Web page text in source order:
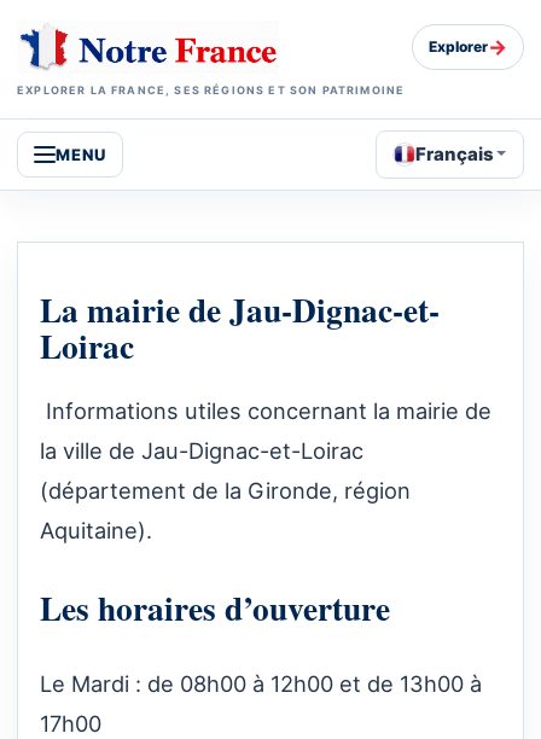
EXPLORER LA FRANCE, SES RÉGIONS ET SON PATRIMOINE
Explorer→
MENU Français
La mairie de Jau-Dignac-et-
Loirac
Informations utiles concernant la mairie de
la ville de Jau-Dignac-et-Loirac
(département de la Gironde, région
Aquitaine).
Les horaires d’ouverture
Le Mardi : de 08h00 à 12h00 et de 13h00 à
17h00